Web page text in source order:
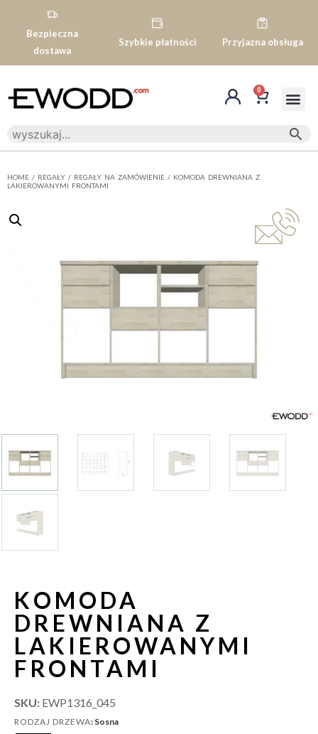
Bezpieczna
dostawa
Szybkie płatności Przyjazna obsługa
0
HOME / REGAŁY / REGAŁY NA ZAMÓWIENIE / KOMODA DREWNIANA Z
LAKIEROWANYMI FRONTAMI
KOMODA
DREWNIANA Z
LAKIEROWANYMI
FRONTAMI
SKU: EWP1316_045
RODZAJ DRZEWA: Sosna